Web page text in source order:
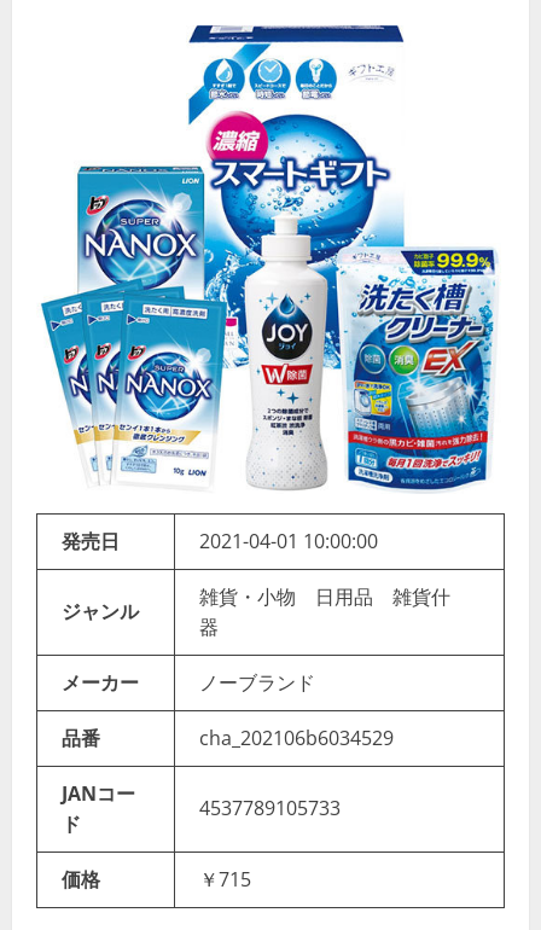
発売日 2021-04-01 10:00:00
ジャンル
雑貨・小物 日用品 雑貨什
器
メーカー ノーブランド
品番 cha_202106b6034529
JANコー
ド
4537789105733
価格 ￥715